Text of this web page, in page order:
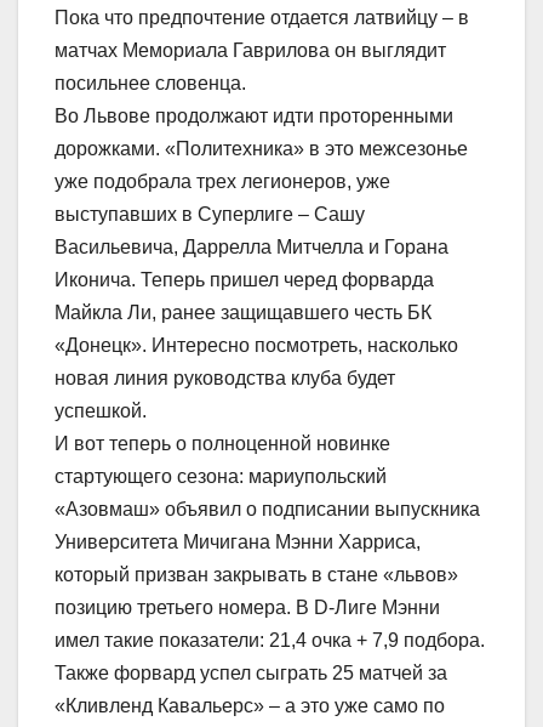
Пока что предпочтение отдается латвийцу – в
матчах Мемориала Гаврилова он выглядит
посильнее словенца.
Во Львове продолжают идти проторенными
дорожками. «Политехника» в это межсезонье
уже подобрала трех легионеров, уже
выступавших в Суперлиге – Сашу
Васильевича, Даррелла Митчелла и Горана
Иконича. Теперь пришел черед форварда
Майкла Ли, ранее защищавшего честь БК
«Донецк». Интересно посмотреть, насколько
новая линия руководства клуба будет
успешкой.
И вот теперь о полноценной новинке
стартующего сезона: мариупольский
«Азовмаш» объявил о подписании выпускника
Университета Мичигана Мэнни Харриса,
который призван закрывать в стане «львов»
позицию третьего номера. В D-Лиге Мэнни
имел такие показатели: 21,4 очка + 7,9 подбора.
Также форвард успел сыграть 25 матчей за
«Кливленд Кавальерс» – а это уже само по